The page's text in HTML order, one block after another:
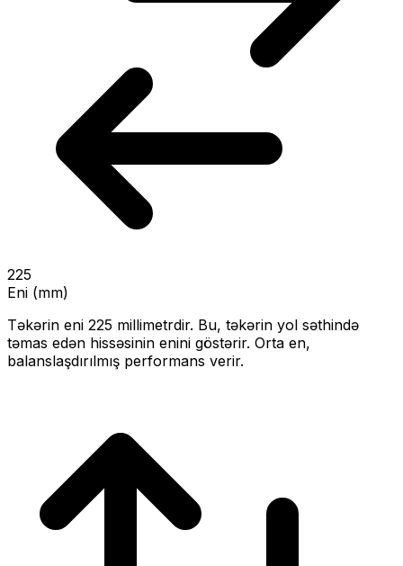
225
Eni (mm)
Təkərin eni 225 millimetrdir. Bu, təkərin yol səthində
təmas edən hissəsinin enini göstərir. Orta en,
balanslaşdırılmış performans verir.